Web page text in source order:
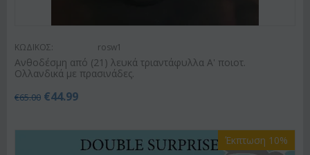
ΚΩΔΙΚΟΣ: rosw1
Ανθοδέσμη από (21) λευκά τριαντάφυλλα Α' ποιοτ.
Ολλανδικά με πρασινάδες.
€65.00 €44.99
Έκπτωση 10%